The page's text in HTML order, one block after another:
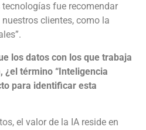
fue recomendar
clientes, como la
los datos con los que trabaja
¿el término “Inteligencia
para identificar esta
el valor de la IA reside en